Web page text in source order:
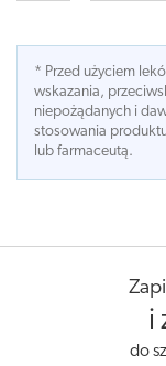
* Przed użyciem
wskazania,
niepożądanych i
stosowania
lub farmaceutą.
i
do